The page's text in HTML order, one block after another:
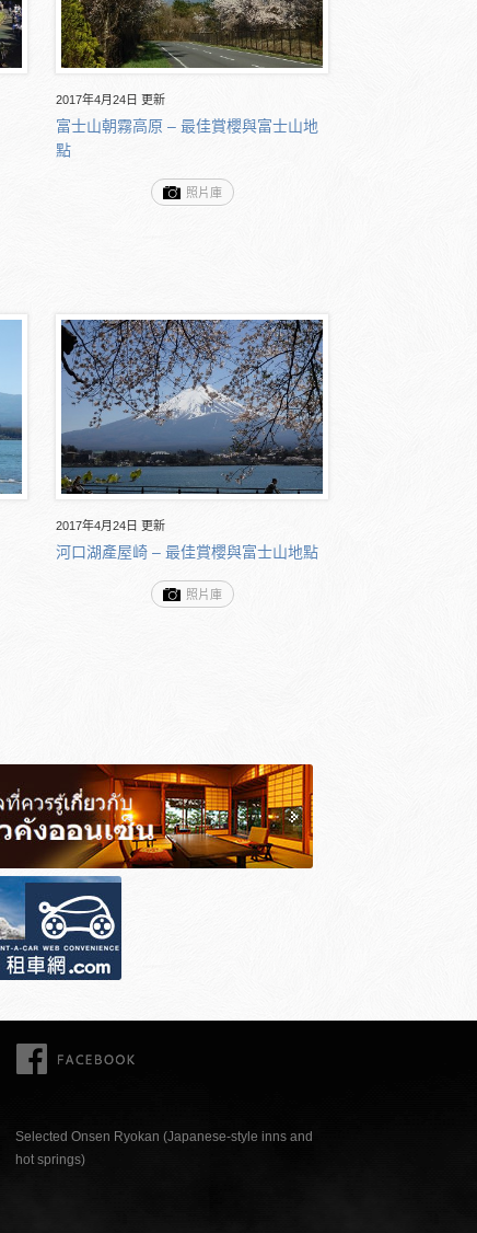
2017年4月24日 更新
富士山朝霧高原 – 最佳賞櫻與富士山地
點
照片庫
2017年4月24日 更新
河口湖產屋崎 – 最佳賞櫻與富士山地點
照片庫
Selected Onsen Ryokan (Japanese-style inns and
hot springs)